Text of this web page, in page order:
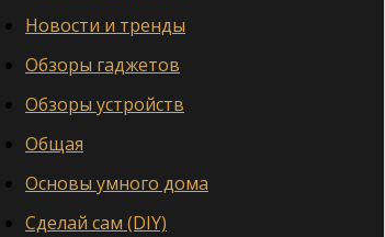
Новости и тренды
Обзоры гаджетов
Обзоры устройств
Общая
Основы умного дома
Сделай сам (DIY)